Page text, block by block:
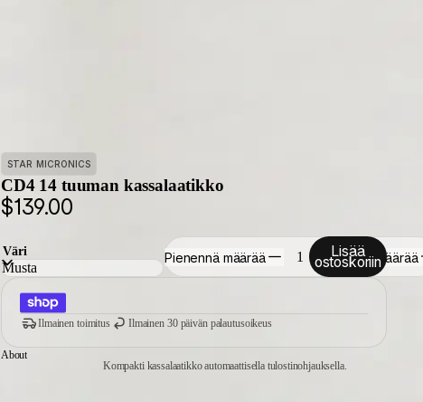
STAR MICRONICS
CD4 14 tuuman kassalaatikko
$139.00
Väri Pienennä määrää Suurenna määrää
Lisää
ostoskoriin
Ilmainen toimitus Ilmainen 30 päivän palautusoikeus
About
Kompakti kassalaatikko automaattisella tulostinohjauksella.